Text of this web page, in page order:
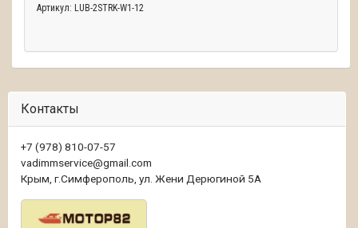
Артикул: LUB-2STRK-W1-12
Контакты
+7 (978) 810-07-57
vadimmservice@gmail.com
Крым, г.Симферополь, ул. Жени Дерюгиной 5А